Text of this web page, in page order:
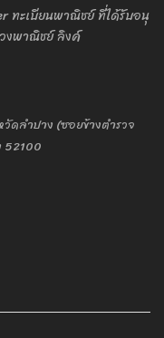
ทะเบียนพาณิชย์ ที่ได้รับอนุ
งพาณิชย์ ลิงค์
ดลำปาง (ซอยข้างตำรวจ
52100